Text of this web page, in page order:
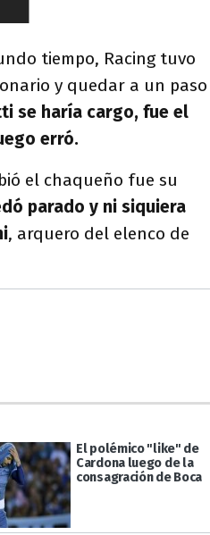
tiempo, Racing tuvo
y quedar a un paso
se haría cargo, fue el
erró.
el chaqueño fue su
parado y ni siquiera
, arquero del elenco de
El polémico "like" de
Cardona luego de la
consagración de Boca